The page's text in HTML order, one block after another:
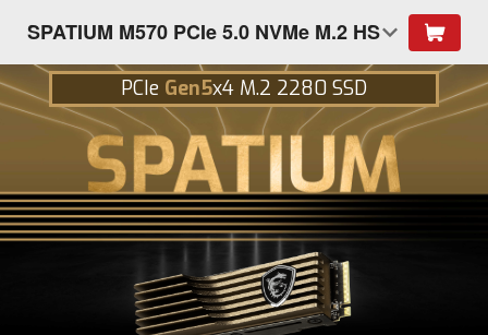
SPATIUM M570 PCIe 5.0 NVMe M.2 HS
PCIe Gen5x4 M.2 2280 SSD